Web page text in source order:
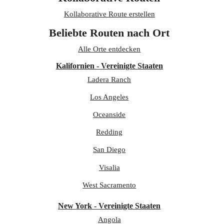
Kollaborative Route erstellen
Beliebte Routen nach Ort
Alle Orte entdecken
Kalifornien - Vereinigte Staaten
Ladera Ranch
Los Angeles
Oceanside
Redding
San Diego
Visalia
West Sacramento
New York - Vereinigte Staaten
Angola